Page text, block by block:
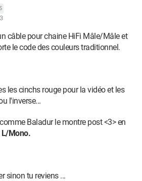
câble pour chaine HiFi Mâle/Mâle et
le code des couleurs traditionnel.
les cinchs rouge pour la vidéo et les
l'inverse...
Baladur le montre post <3> en
L/Mono.
sinon tu reviens ...